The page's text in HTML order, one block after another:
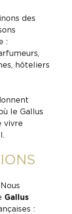
des
:
hôteliers
le Gallus
vivre
Gallus
: